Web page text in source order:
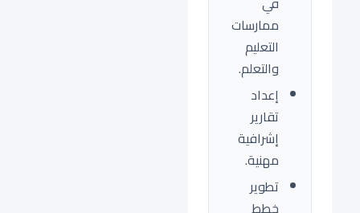
ممارسات
التعليم
والتعلم.
إعداد
تقارير
إشرافية
مهنية.
تطوير
خطط